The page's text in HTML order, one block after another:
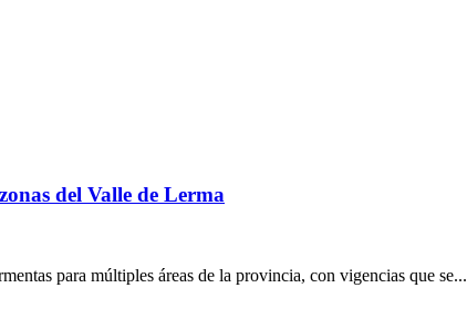
del Valle de Lerma
para múltiples áreas de la provincia, con vigencias que se...